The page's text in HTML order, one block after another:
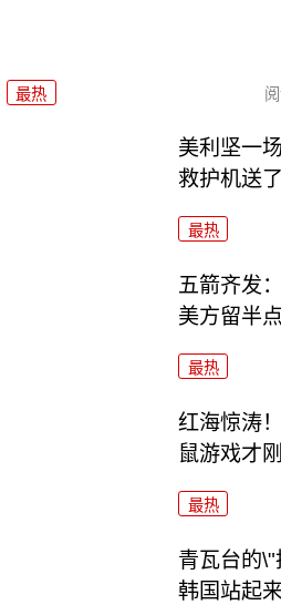
最热
美利坚一
救护机送了
最热
五箭齐发
美方留半
最热
红海惊涛
鼠游戏才
最热
青瓦台的
韩国站起来